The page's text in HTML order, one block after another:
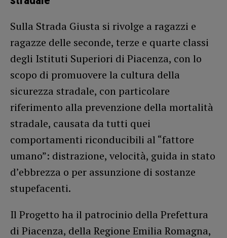
Sulla Strada Giusta si rivolge a ragazzi e
ragazze delle seconde, terze e quarte classi
degli Istituti Superiori di Piacenza, con lo
scopo di promuovere la cultura della
sicurezza stradale, con particolare
riferimento alla prevenzione della mortalità
stradale, causata da tutti quei
comportamenti riconducibili al “fattore
umano”: distrazione, velocità, guida in stato
d’ebbrezza o per assunzione di sostanze
stupefacenti.
Il Progetto ha il patrocinio della Prefettura
di Piacenza, della Regione Emilia Romagna,